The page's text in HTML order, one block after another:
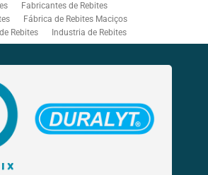
Fabricantes de Rebites
Fábrica de Rebites Maciços
Rebites
Industria de Rebites
Rebitadeira Pneumática
Rebite de Repuxo Aluminio
Inox
Rebite de Repuxo com Rosca
Rebite de Repuxo Inox
Mega Grip
Orlock